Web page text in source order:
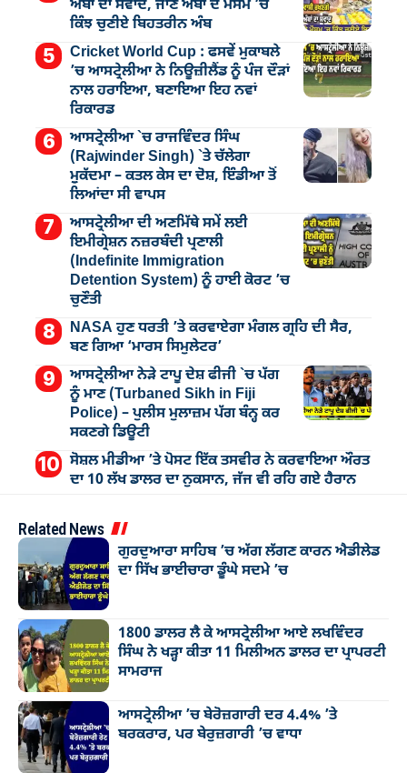
ਅੰਬਾਂ ਦਾ ਸਵਾਦ, ਜਾਣੋ ਅੰਬਾਂ ਦੇ ਮੌਸਮ ’ਚ
ਕਿੰਝ ਚੁਣੀਏ ਬਿਹਤਰੀਨ ਅੰਬ
Cricket World Cup : ਫਸਵੇਂ ਮੁਕਾਬਲੇ
’ਚ ਆਸਟ੍ਰੇਲੀਆ ਨੇ ਨਿਊਜ਼ੀਲੈਂਡ ਨੂੰ ਪੰਜ ਦੌੜਾਂ
ਨਾਲ ਹਰਾਇਆ, ਬਣਾਇਆ ਇਹ ਨਵਾਂ
ਰਿਕਾਰਡ
ਆਸਟ੍ਰੇਲੀਆ `ਚ ਰਾਜਵਿੰਦਰ ਸਿੰਘ
(Rajwinder Singh) `ਤੇ ਚੱਲੇਗਾ
ਮੁੁਕੱਦਮਾ – ਕਤਲ ਕੇਸ ਦਾ ਦੋਸ਼, ਇੰਡੀਆ ਤੋਂ
ਲਿਆਂਦਾ ਸੀ ਵਾਪਸ
ਆਸਟ੍ਰੇਲੀਆ ਦੀ ਅਣਮਿੱਥੇ ਸਮੇਂ ਲਈ
ਇਮੀਗ੍ਰੇਸ਼ਨ ਨਜ਼ਰਬੰਦੀ ਪ੍ਰਣਾਲੀ
(Indefinite Immigration
Detention System) ਨੂੰ ਹਾਈ ਕੋਰਟ ’ਚ
ਚੁਣੌਤੀ
NASA ਹੁਣ ਧਰਤੀ ’ਤੇ ਕਰਵਾਏਗਾ ਮੰਗਲ ਗ੍ਰਹਿ ਦੀ ਸੈਰ,
ਬਣ ਗਿਆ ‘ਮਾਰਸ ਸਿਮੁਲੇਟਰ’
ਆਸਟ੍ਰੇਲੀਆ ਨੇੜੇ ਟਾਪੂ ਦੇਸ਼ ਫੀਜੀ `ਚ ਪੱਗ
ਨੂੰ ਮਾਣ (Turbaned Sikh in Fiji
Police) – ਪੁਲੀਸ ਮੁਲਾਜ਼ਮ ਪੱਗ ਬੰਨ੍ਹ ਕਰ
ਸਕਣਗੇ ਡਿਊਟੀ
ਸੋਸ਼ਲ ਮੀਡੀਆ ’ਤੇ ਪੋਸਟ ਇੱਕ ਤਸਵੀਰ ਨੇ ਕਰਵਾਇਆ ਔਰਤ
ਦਾ 10 ਲੱਖ ਡਾਲਰ ਦਾ ਨੁਕਸਾਨ, ਜੱਜ ਵੀ ਰਹਿ ਗਏ ਹੈਰਾਨ
Related News
ਗੁਰਦੁਆਰਾ ਸਾਹਿਬ ’ਚ ਅੱਗ ਲੱਗਣ ਕਾਰਨ ਐਡੀਲੇਡ
ਦਾ ਸਿੱਖ ਭਾਈਚਾਰਾ ਡੂੰਘੇ ਸਦਮੇ ’ਚ
1800 ਡਾਲਰ ਲੈ ਕੇ ਆਸਟ੍ਰੇਲੀਆ ਆਏ ਲਖਵਿੰਦਰ
ਸਿੰਘ ਨੇ ਖੜ੍ਹਾ ਕੀਤਾ 11 ਮਿਲੀਅਨ ਡਾਲਰ ਦਾ ਪ੍ਰਾਪਰਟੀ
ਸਾਮਰਾਜ
ਆਸਟ੍ਰੇਲੀਆ ’ਚ ਬੇਰੋਜ਼ਗਾਰੀ ਦਰ 4.4% ’ਤੇ
ਬਰਕਰਾਰ, ਪਰ ਬੇਰੁਜ਼ਗਾਰੀ ’ਚ ਵਾਧਾ